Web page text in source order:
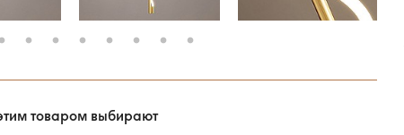
товаром выбирают